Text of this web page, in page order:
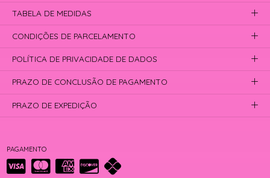
PAGAMENTO
TABELA DE MEDIDAS
CONDIÇÕES DE PARCELAMENTO
POLÍTICA DE PRIVACIDADE DE DADOS
PRAZO DE CONCLUSÃO DE PAGAMENTO
PRAZO DE EXPEDIÇÃO